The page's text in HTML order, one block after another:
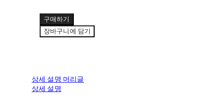
구매하기
장바구니에 담기
상세 설명 머리글
상세 설명